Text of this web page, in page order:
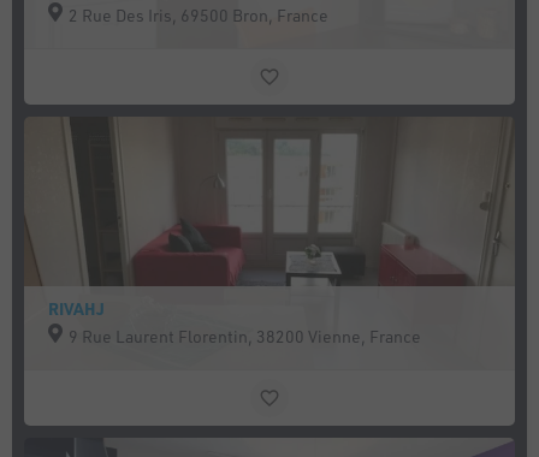
2 Rue Des Iris, 69500 Bron, France
RIVAHJ
9 Rue Laurent Florentin, 38200 Vienne, France